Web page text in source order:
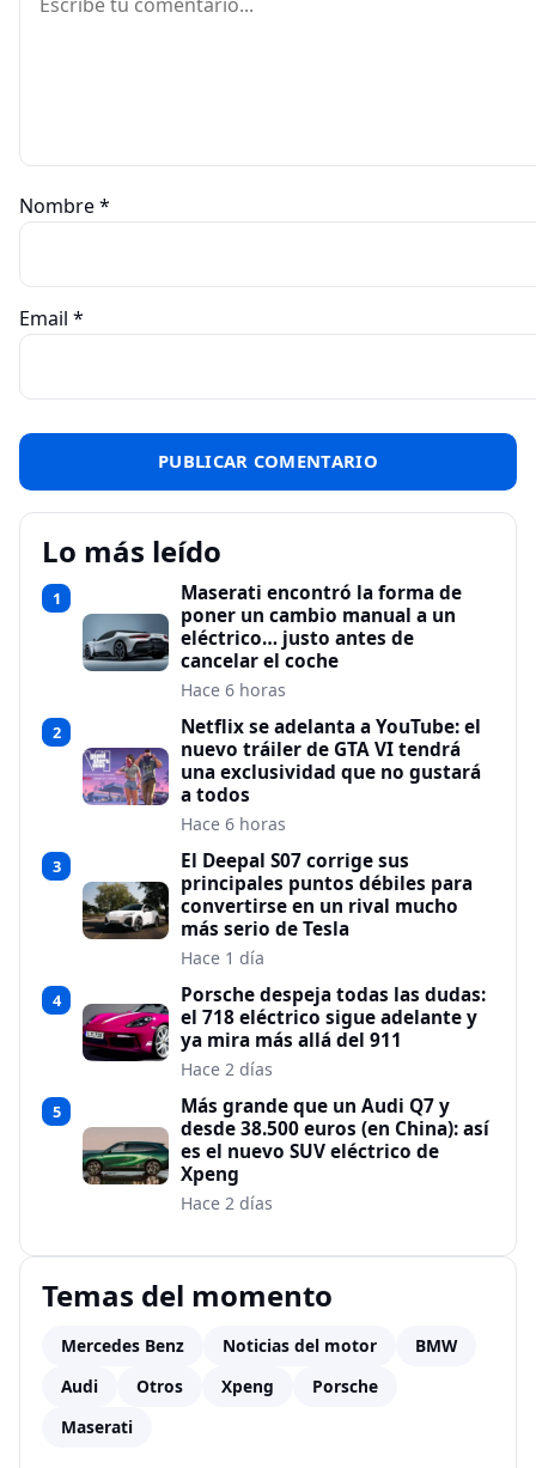
Nombre*
Email *
Lo más leído
1
Maserati encontró la forma de
poner un cambio manual a un
eléctrico… justo antes de
cancelar el coche
Hace 6 horas
2
Netflix se adelanta a YouTube: el
nuevo tráiler de GTA VI tendrá
una exclusividad que no gustará
a todos
Hace 6 horas
3
El Deepal S07 corrige sus
principales puntos débiles para
convertirse en un rival mucho
más serio de Tesla
Hace 1 día
4
Porsche despeja todas las dudas:
el 718 eléctrico sigue adelante y
ya mira más allá del 911
Hace 2 días
5
Más grande que un Audi Q7 y
desde 38.500 euros (en China): así
es el nuevo SUV eléctrico de
Xpeng
Hace 2 días
Temas del momento
Mercedes Benz Noticias del motor
BMW
Audi
Otros Xpeng
Porsche
Maserati